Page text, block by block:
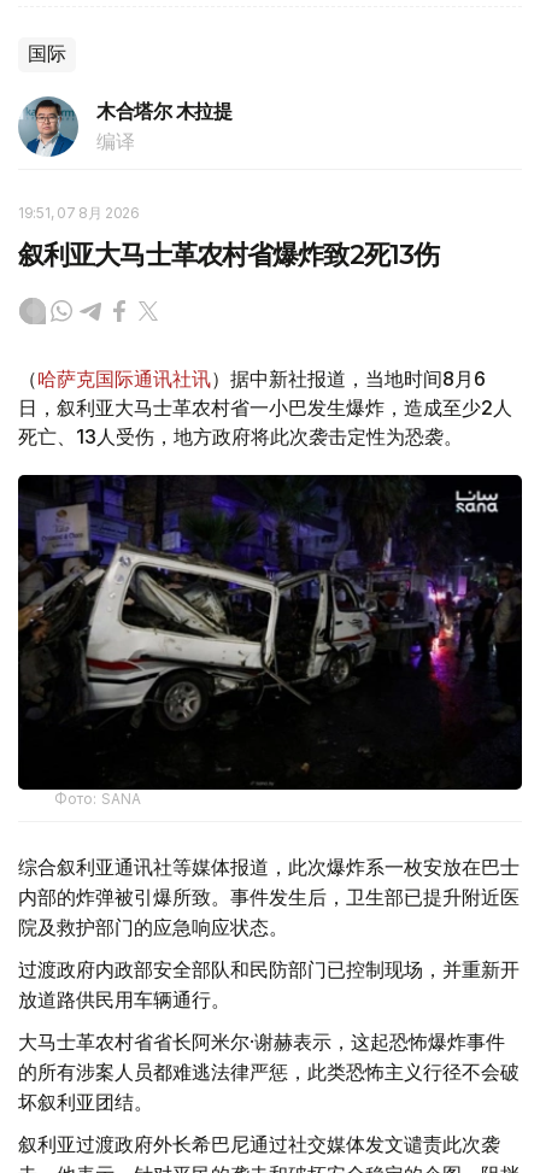
国际
木合塔尔 木拉提
编译
19:51, 07 8月 2026
叙利亚大马士革农村省爆炸致2死13伤
（哈萨克国际通讯社讯）据中新社报道，当地时间8月6
日，叙利亚大马士革农村省一小巴发生爆炸，造成至少2人
死亡、13人受伤，地方政府将此次袭击定性为恐袭。
Фото: SANA
综合叙利亚通讯社等媒体报道，此次爆炸系一枚安放在巴士
内部的炸弹被引爆所致。事件发生后，卫生部已提升附近医
院及救护部门的应急响应状态。
过渡政府内政部安全部队和民防部门已控制现场，并重新开
放道路供民用车辆通行。
大马士革农村省省长阿米尔·谢赫表示，这起恐怖爆炸事件
的所有涉案人员都难逃法律严惩，此类恐怖主义行径不会破
坏叙利亚团结。
叙利亚过渡政府外长希巴尼通过社交媒体发文谴责此次袭